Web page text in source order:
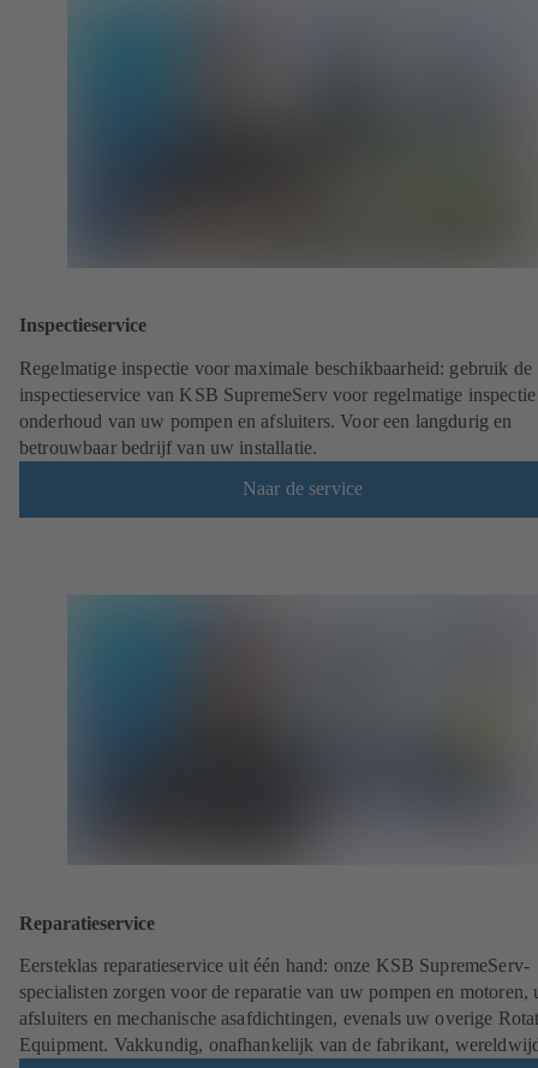
Inspectieservice
Regelmatige inspectie voor maximale beschikbaarheid: gebruik de
inspectieservice van KSB SupremeServ voor regelmatige
onderhoud van uw pompen en afsluiters. Voor een langdurig en
betrouwbaar bedrijf van uw installatie.
Naar de service
Reparatieservice
Eersteklas reparatieservice uit één hand: onze KSB SupremeServ-
specialisten zorgen voor de reparatie van uw pompen en motoren,
afsluiters en mechanische asafdichtingen, evenals uw overige
Equipment. Vakkundig, onafhankelijk van de fabrikant,